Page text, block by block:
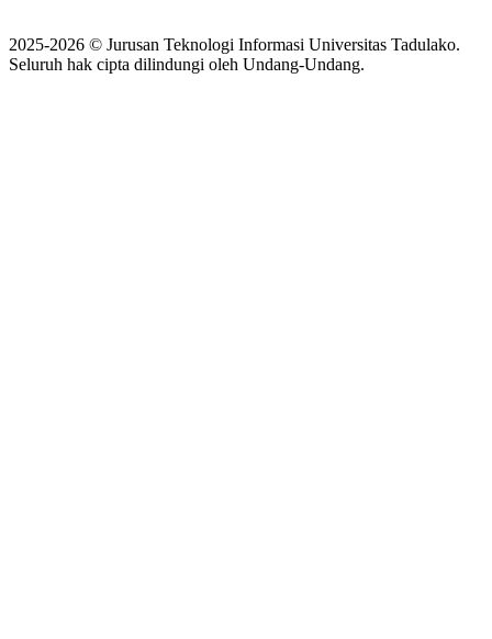
2025-2026 © Jurusan Teknologi Informasi Universitas Tadulako.
Seluruh hak cipta dilindungi oleh Undang-Undang.